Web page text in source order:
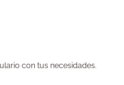
con tus necesidades.